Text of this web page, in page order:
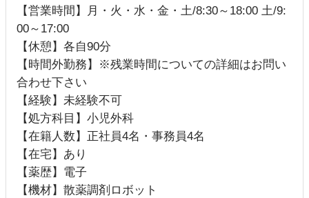
【営業時間】月・火・水・金・土/8:30～18:00 土/9:
00～17:00
【休憩】各自90分
【時間外勤務】※残業時間についての詳細はお問い
合わせ下さい
【経験】未経験不可
【処方科目】小児外科
【在籍人数】正社員4名・事務員4名
【在宅】あり
【薬歴】電子
【機材】散薬調剤ロボット